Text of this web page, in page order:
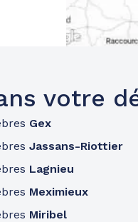
votre
Gex
Jassans-Riottier
Lagnieu
Meximieux
Miribel